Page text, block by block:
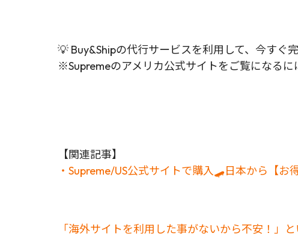
💡 Buy&Shipの代行サービスを利用して、今すぐ
※Supremeのアメリカ公式サイトをご覧になるに
【関連記事】
・Supreme/US公式サイトで購入🛹日本から【
「海外サイトを利用した事がないから不安！」